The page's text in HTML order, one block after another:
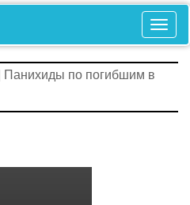
| Панихиды по погибшим в